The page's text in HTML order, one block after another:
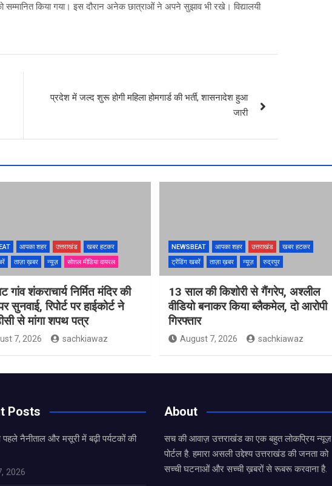
किया गया। इस दौरान अनेक छात्राओं ने अपने सुझाव भी रखे। विद्यालयी
प्रदेश में जल्द शुरू होगी महिला होमगार्ड की भर्ती, शासनादेश हुआ
जारी
आपका शहर उत्तराखंड
खबर हटकर
ताज़ा ख़बर न्यूज़ सोशल मीडिया वायरल
गांव शंकराचार्य निर्मित मंदिर की
सुनवाई, रिपोर्ट पर हाईकोर्ट ने
से मांगा शपथ पत्र
7, 2026 sachkiawaz
NEWSBEAT आपका शहर उत्तराखंड
खबर हटकर
ट्रेंडिंग खबरें
ताज़ा ख़बर न्यूज़ रुद्रपुर
13 साल की किशोरी से गैंगरेप, अश्लील
वीडियो बनाकर किया ब्लैकमेल, दो आरोपी
गिरफ्तार
August 7, 2026 sachkiawaz
Posts
पहले नैनीताल और मसूरी में बढ़ी पर्यटकों की
2026
About
सच की आवाज़ उत्तराखंड का एक बहुत लोकप्रिय न्यूज़
पोर्टल है. हमारा असली उद्देश्य उत्तराखंड की जनता को
सच्ची घटनाओं और सच्ची ख़बरों से रूबरू करवाना है.